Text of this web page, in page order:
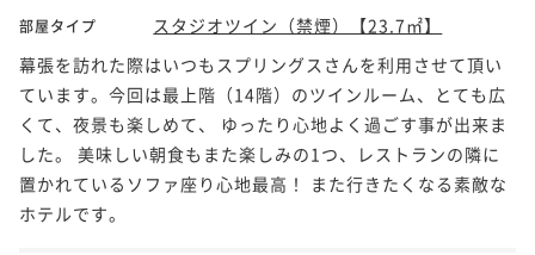
部屋タイプ
スタジオツイン（禁煙）【23.7㎡】
幕張を訪れた際はいつもスプリングスさんを利用させて頂い
ています。今回は最上階（14階）のツインルーム、とても広
くて、夜景も楽しめて、 ゆったり心地よく過ごす事が出来ま
した。 美味しい朝食もまた楽しみの1つ、レストランの隣に
置かれているソファ座り心地最高！ また行きたくなる素敵な
ホテルです。